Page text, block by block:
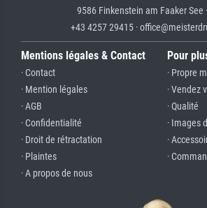
9586 Finkenstein am Faaker See
+43 4257 29415 ·
Mentions légales & Contact
· Contact
· Mention légales
· AGB
· Confidentialité
· Droit de rétractation
· Plaintes
· A propos de nous
Pour
· Propre
· Vendez
· Qualité
· Images
·
·